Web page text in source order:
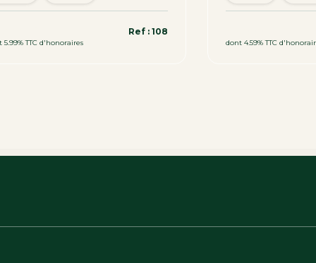
5.99% TTC d'honoraires
Ref : 108
dont 4.59% TTC